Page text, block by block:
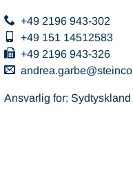
+49 2196 943-302
+49 151 14512583
+49 2196 943-326
andrea.garbe
steinco
Ansvarlig for: Sydtyskland